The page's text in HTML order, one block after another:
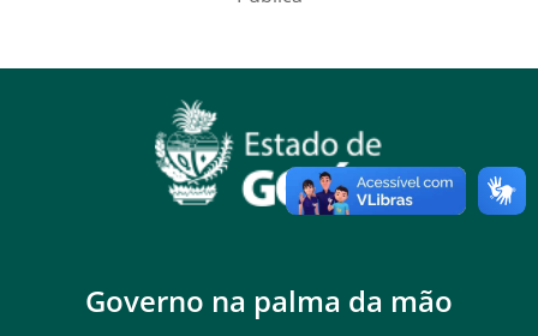
Governo na palma da mão